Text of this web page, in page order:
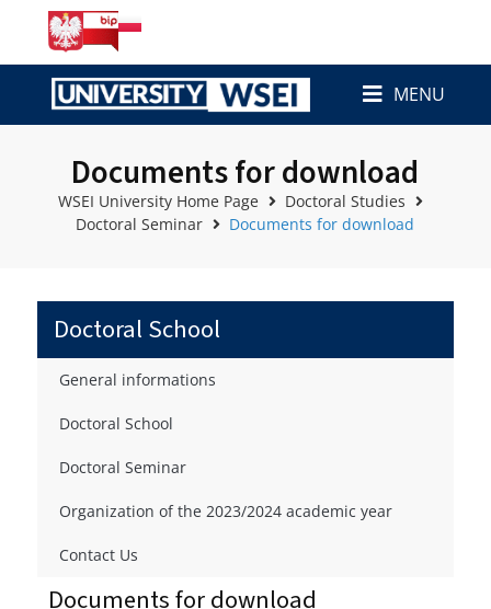
MENU
Documents for download
WSEI University Home Page
Doctoral Studies
Doctoral Seminar
Documents for download
Doctoral School
General informations
Doctoral School
Doctoral Seminar
Organization of the 2023/2024 academic year
Contact Us
Documents for download